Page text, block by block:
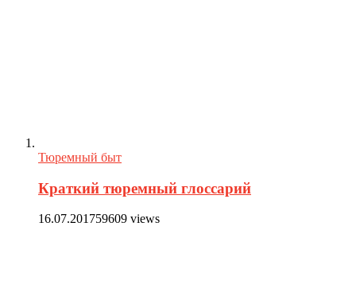
Тюремный быт
Краткий тюремный глоссарий
16.07.201759609 views